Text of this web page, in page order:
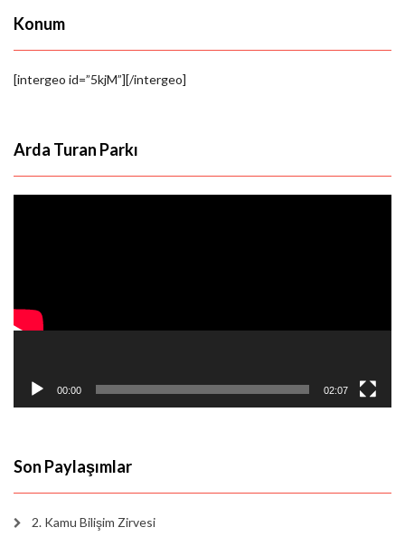
Konum
[intergeo id=”5kjM”][/intergeo]
Arda Turan Parkı
00:00 02:07
Son Paylaşımlar
2. Kamu Bilişim Zirvesi